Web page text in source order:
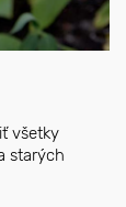
všetky
starých